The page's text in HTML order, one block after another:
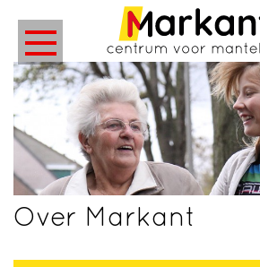
Over Markant